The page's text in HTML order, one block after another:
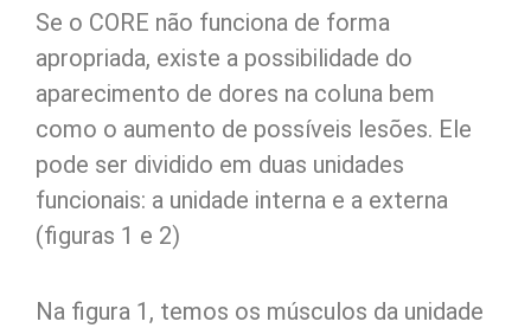
Se o CORE não funciona de forma
apropriada, existe a possibilidade do
aparecimento de dores na coluna bem
como o aumento de possíveis lesões. Ele
pode ser dividido em duas unidades
funcionais: a unidade interna e a externa
(figuras 1 e 2)
Na figura 1, temos os músculos da unidade